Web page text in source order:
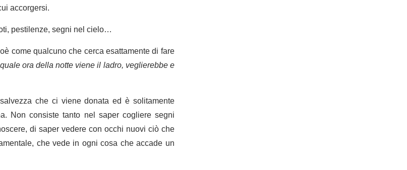
accorgersi.
pestilenze, segni nel cielo…
come qualcuno che cerca esattamente di fare
ora della notte viene il ladro, veglierebbe e
che ci viene donata ed è solitamente
Non consiste tanto nel saper cogliere segni
di saper vedere con occhi nuovi ciò che
che vede in ogni cosa che accade un